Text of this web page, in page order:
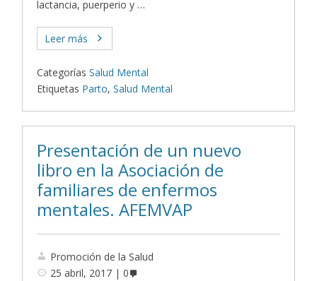
lactancia, puerperio y …
Leer más
Categorías Salud Mental
Etiquetas Parto,Salud Mental
Presentación de un nuevo
libro en la Asociación de
familiares de enfermos
mentales. AFEMVAP
Promoción de la Salud
25 abril, 2017
0